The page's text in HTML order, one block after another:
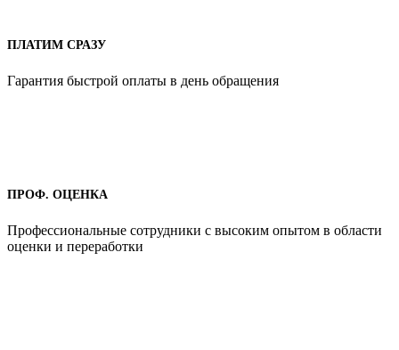
ПЛАТИМ СРАЗУ
Гарантия быстрой оплаты в день обращения
ПРОФ. ОЦЕНКА
Профессиональные сотрудники с высоким опытом в области
оценки и переработки